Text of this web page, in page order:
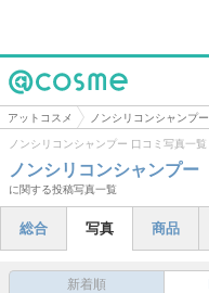
@cosme
アットコスメ ノンシリコンシャンプー
ノンシリコンシャンプー 口コミ写真一覧
ノンシリコンシャンプー
に関する投稿写真一覧
総合 写真 商品
新着順